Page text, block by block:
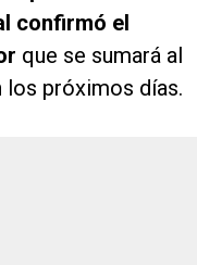
confirmó el
que se sumará al
los próximos días.